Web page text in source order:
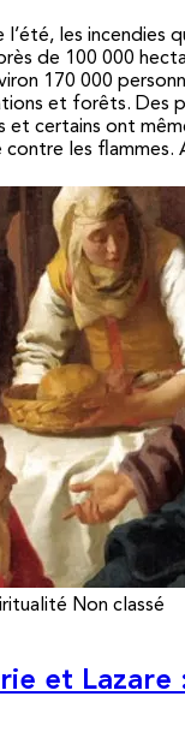
les incendies
de 100 000
170 000
et forêts. Des
et certains ont
les flammes.
Non classé
et Lazare